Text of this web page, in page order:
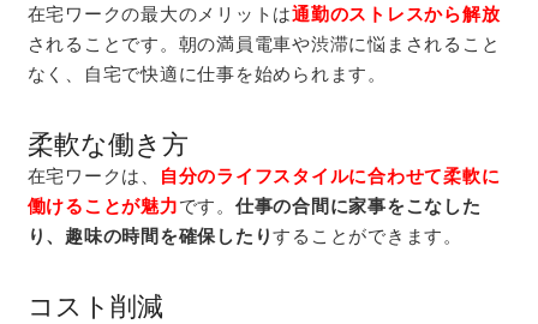
在宅ワークの最大のメリットは通勤のストレスから解放
されることです。朝の満員電車や渋滞に悩まされること
なく、自宅で快適に仕事を始められます。
柔軟な働き方
在宅ワークは、
自分のライフスタイルに合わせて柔軟に
働けることが魅力です。 仕事の合間に家事をこなした
り、趣味の時間を確保したりすることができます。
コスト削減